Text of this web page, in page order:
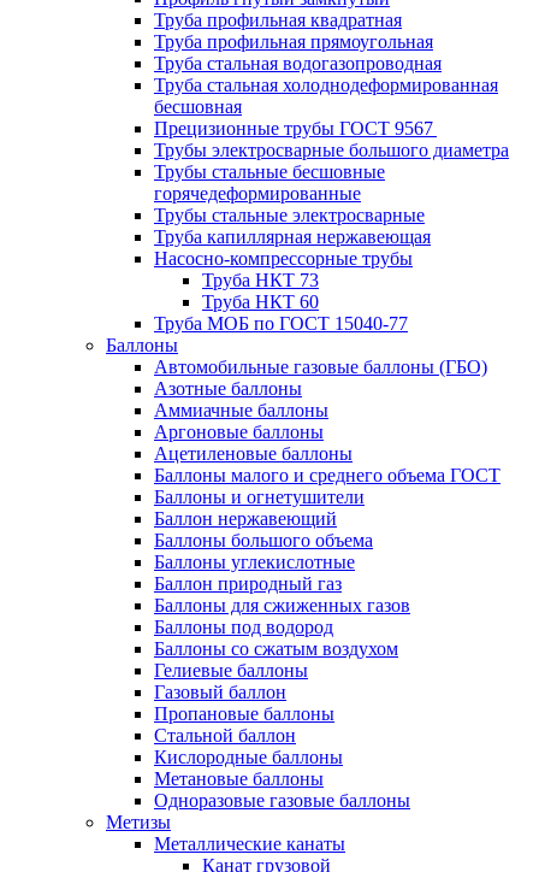
Труба профильная квадратная
Труба профильная прямоугольная
Труба стальная водогазопроводная
Труба стальная холоднодеформированная
бесшовная
Прецизионные трубы ГОСТ 9567
Трубы электросварные большого диаметра
Трубы стальные бесшовные
горячедеформированные
Трубы стальные электросварные
Труба капиллярная нержавеющая
Насосно-компрессорные трубы
Труба НКТ 73
Труба НКТ 60
Труба МОБ по ГОСТ 15040-77
Баллоны
Автомобильные газовые баллоны (ГБО)
Азотные баллоны
Аммиачные баллоны
Аргоновые баллоны
Ацетиленовые баллоны
Баллоны малого и среднего объема ГОСТ
Баллоны и огнетушители
Баллон нержавеющий
Баллоны большого объема
Баллоны углекислотные
Баллон природный газ
Баллоны для сжиженных газов
Баллоны под водород
Баллоны со сжатым воздухом
Гелиевые баллоны
Газовый баллон
Пропановые баллоны
Стальной баллон
Кислородные баллоны
Метановые баллоны
Одноразовые газовые баллоны
Метизы
Металлические канаты
Канат грузовой